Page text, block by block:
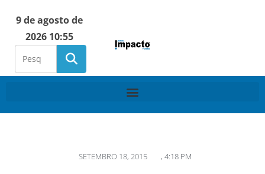
9 de agosto de
2026 10:55
SETEMBRO 18, 2015 , 4:18 PM